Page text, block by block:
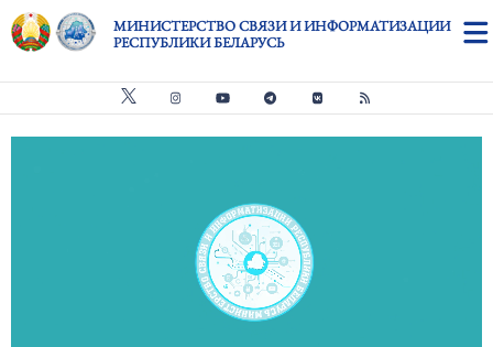
Перейти к основному содержанию
МИНИСТЕРСТВО СВЯЗИ И ИНФОРМАТИЗАЦИИ
РЕСПУБЛИКИ БЕЛАРУСЬ